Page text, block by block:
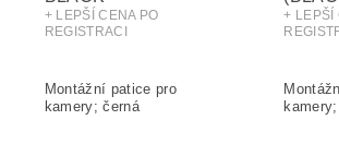
+ LEPŠÍ CENA PO
REGISTRACI
+ LEPŠÍ